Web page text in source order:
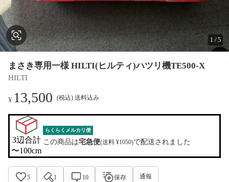
1 /5
まさき専用一様 HILTI(ヒルティ)ハツリ機TE500-X
HILTI
¥ 13,500 (税込) 送料込み
3辺合計
〜100cm
らくらくメルカリ便
この商品は宅急便(送料 ¥1050)で配送されました
5 1 10 保存 通報